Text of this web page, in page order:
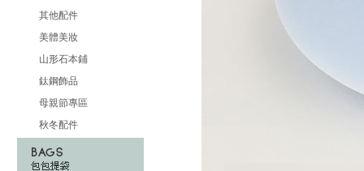
其他配件
美體美妝
山形石本鋪
鈦鋼飾品
母親節專區
秋冬配件